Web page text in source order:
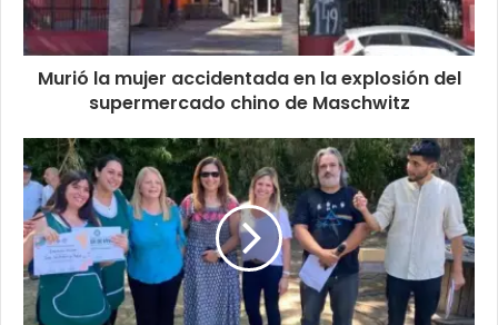
Murió la mujer accidentada en la explosión del
supermercado chino de Maschwitz